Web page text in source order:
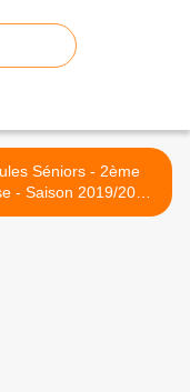
Séniors - 2ème
2019/2020
>